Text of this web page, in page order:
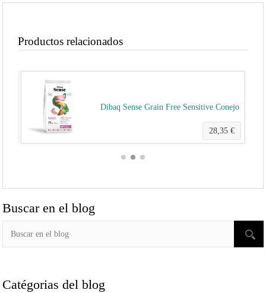
Productos relacionados
Dibaq Sense Grain Free Sensitive Conejo
28,35 €
Buscar en el blog
Catégorias del blog